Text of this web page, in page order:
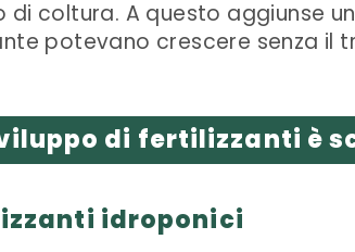
coltura. A questo aggiunse
potevano crescere senza il
di fertilizzanti è
idroponici